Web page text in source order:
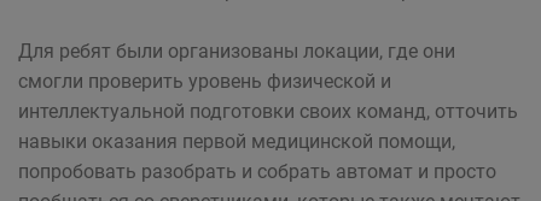
Для ребят были организованы локации, где они
смогли проверить уровень физической и
интеллектуальной подготовки своих команд, отточить
навыки оказания первой медицинской помощи,
попробовать разобрать и собрать автомат и просто